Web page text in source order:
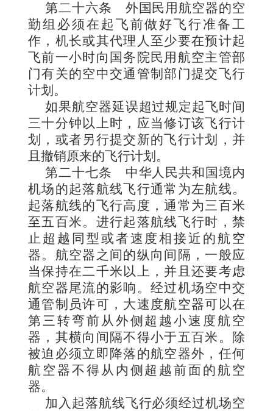
第二十六条 外国民用航空器的空
勤组必须在起飞前做好飞行准备工
作，机长或其代理人至少要在预计起
飞前一小时向国务院民用航空主管部
门有关的空中交通管制部门提交飞行
计划。
如果航空器延误超过规定起飞时间
三十分钟以上时，应当修订该飞行计
划，或者另行提交新的飞行计划，并
且撤销原来的飞行计划。
第二十七条 中华人民共和国境内
机场的起落航线飞行通常为左航线。
起落航线的飞行高度，通常为三百米
至五百米。进行起落航线飞行时，禁
止超越同型或者速度相接近的航空
器。航空器之间的纵向间隔，一般应
当保持在二千米以上，并且还要考虑
航空器尾流的影响。经过机场空中交
通管制员许可，大速度航空器可以在
第三转弯前从外侧超越小速度航空
器，其横向间隔不得小于五百米。除
被迫必须立即降落的航空器外，任何
航空器不得从内侧超越前面的航空
器。
加入起落航线飞行必须经过机场空